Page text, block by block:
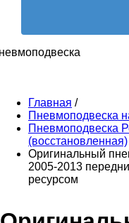
Главная /
Пневмоподвеска
Пневмоподвеска
(восстановленная)
Оригинальный
2005-2013
ресурсом